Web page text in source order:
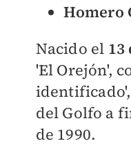
Homero
Nacido el 13
'El Orejón',
del Golfo a
de 1990.